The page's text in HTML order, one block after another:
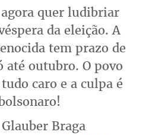
quer ludibriar
da eleição. A
tem prazo de
até outubro. O povo
caro e a culpa é
Braga